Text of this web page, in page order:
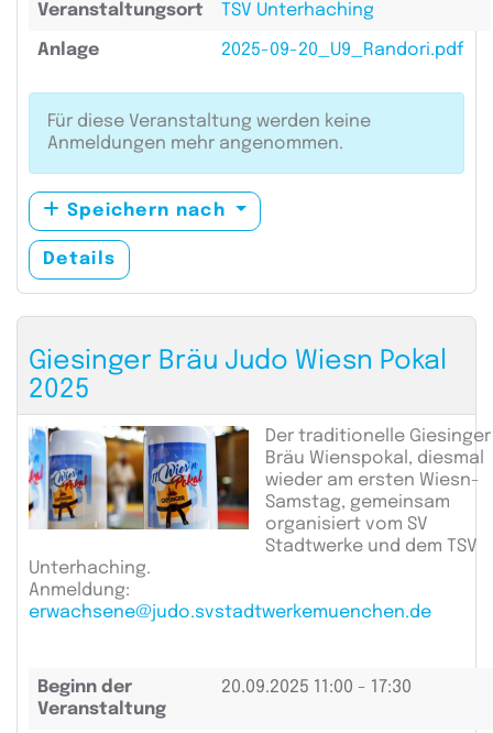
Veranstaltungsort TSV Unterhaching
Anlage 2025-09-20_U9_Randori.pdf
Für diese Veranstaltung werden keine
Anmeldungen mehr angenommen.
Speichern nach
Details
Giesinger Bräu Judo Wiesn Pokal
2025
Der traditionelle Giesinger
Bräu Wienspokal, diesmal
wieder am ersten Wiesn-
Samstag, gemeinsam
organisiert vom SV
Stadtwerke und dem TSV
Unterhaching.
Anmeldung:
erwachsene@judo.svstadtwerkemuenchen.de
Beginn der
Veranstaltung
20.09.2025 11:00 - 17:30